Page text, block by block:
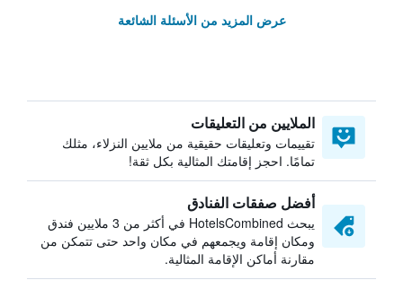
عرض المزيد من الأسئلة الشائعة
الملايين من التعليقات
تقييمات وتعليقات حقيقية من ملايين النزلاء، مثلك
تمامًا. احجز إقامتك المثالية بكل ثقة!
أفضل صفقات الفنادق
يبحث HotelsCombined في أكثر من 3 ملايين فندق
ومكان إقامة ويجمعهم في مكان واحد حتى تتمكن من
مقارنة أماكن الإقامة المثالية.